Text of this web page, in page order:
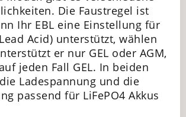
Die Faustregel ist
Ihr EBL eine Einstellung für
Acid) unterstützt, wählen
er nur GEL oder AGM,
jeden Fall GEL. In beiden
Ladespannung und die
passend für LiFePO4 Akkus